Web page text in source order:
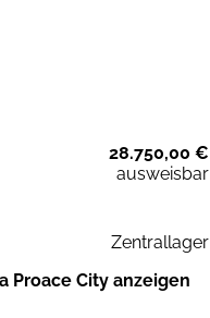
28.750,00 €
ausweisbar
Zentrallager
Proace City anzeigen